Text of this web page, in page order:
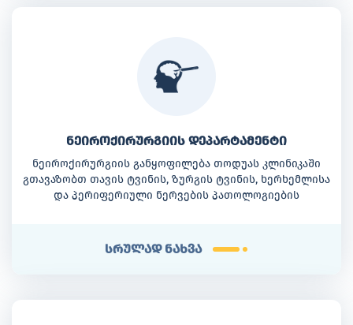
ნეიროქირურგიის დეპარტამენტი
ნეიროქირურგიის განყოფილება თოდუას კლინიკაში
გთავაზობთ თავის ტვინის, ზურგის ტვინის, ხერხემლისა
და პერიფერიული ნერვების პათოლოგიების
ანევრიზმების, ხერხემლის თიაქრის, ჰიდროცეფალიის,
სრულად ნახვა